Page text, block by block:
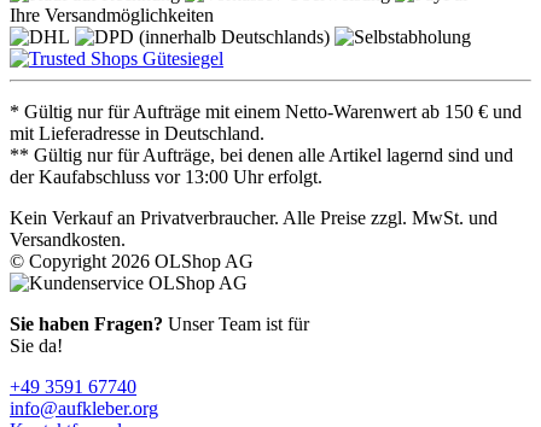
Ihre Versandmöglichkeiten
* Gültig nur für Aufträge mit einem Netto-Warenwert ab 150 € und
mit Lieferadresse in Deutschland.
** Gültig nur für Aufträge, bei denen alle Artikel lagernd sind und
der Kaufabschluss vor 13:00 Uhr erfolgt.
Kein Verkauf an Privatverbraucher. Alle Preise zzgl. MwSt. und
Versandkosten.
© Copyright 2026 OLShop AG
Sie haben Fragen? Unser Team ist für
Sie da!
+49 3591 67740
info@aufkleber.org